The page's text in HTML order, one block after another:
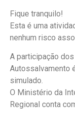
Fique tranquilo!
Esta é uma
nenhum risco
A participação
Autossalvamento
simulado.
O Ministério da
Regional conta